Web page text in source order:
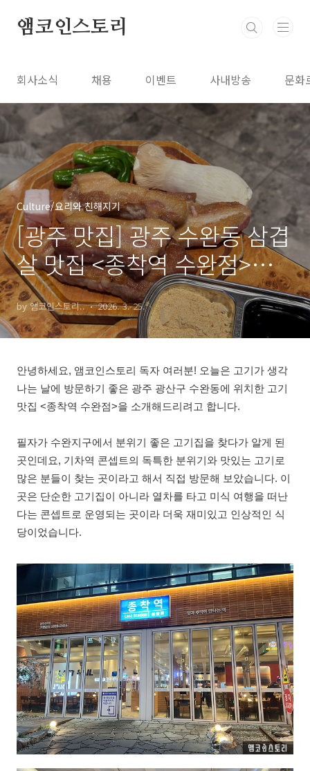
앰코인스토리
회사소식 채용 이벤트 사내방송 문화
Culture/요리와 친해지기
[광주 맛집] 광주 수완동 삼겹
살 맛집 <종착역 수완점>을
추천합니다!
by 앰코인스토리.. 2026. 3. 25.
안녕하세요, 앰코인스토리 독자 여러분! 오늘은 고기가 생각
나는 날에 방문하기 좋은 광주 광산구 수완동에 위치한 고기
맛집 <종착역 수완점>을 소개해드리려고 합니다.
필자가 수완지구에서 분위기 좋은 고기집을 찾다가 알게 된
곳인데요, 기차역 콘셉트의 독특한 분위기와 맛있는 고기로
많은 분들이 찾는 곳이라고 해서 직접 방문해 보았습니다. 이
곳은 단순한 고기집이 아니라 열차를 타고 미식 여행을 떠난
다는 콘셉트로 운영되는 곳이라 더욱 재미있고 인상적인 식
당이었습니다.